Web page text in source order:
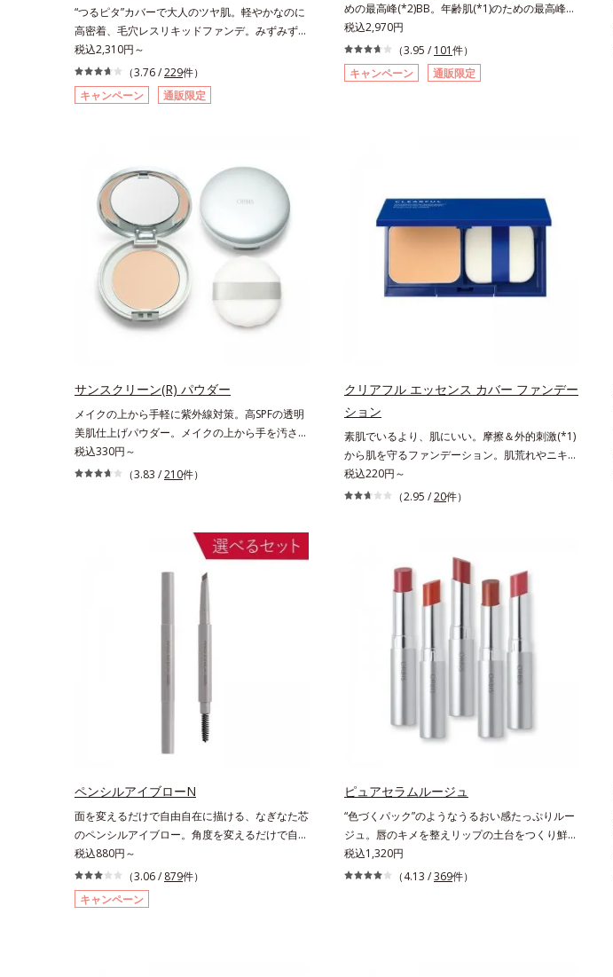
“つるピタ”カバーで大人のツヤ肌。軽やかなのに
高密着、毛穴レスリキッドファンデ。みずみずし
く、とけ込むように密着カバー毛穴レスでなめら
かな質感美へ導く、リキッドファンデーション
「カバーはしたいけど厚塗り感はイヤ」「素肌が
もともとキレイな人だと思われたい」そんなお客
然に隠しつつも、まるで“素肌美人”に見える仕上
がりを叶えるのは、微細で均一なカバー粉体(*1)
が大きさの異なる毛穴にも隙なくフィットするか
ら。粉体の表面にダマ防止の特殊コーティングを
施すことで、カバー粉体は薄く・均一に凹凸へフ
ィット。毛穴や色ムラをカバーしながら自然な仕
上がりを叶えます。また、ファンデーションをつ
けている間に保湿成分が肌へ浸透(*2)するスキン
コンディショニングセラム設計(*3)を採用。肌に
生み出すことで、“つるん”とした光のヴェールを
カラー成分（酸化チタン、酸化鉄、ステアロイル
グルタミン酸2Na）配合＝自然な仕上がりで肌悩
みをカバーする粉体*2 角層まで*3 肌のキメを整
え、粉体を密着させる設計のこと
税込2,310円～
（3.76 /229件）
キャンペーン
通販限定
めの最高峰(*2)BB。年齢肌(*1)のための最高峰
(*2)BBクリームです。肌のアラを光でふわりと
とばし、くすみや凹凸も軽やかにカバー。さらに
厚みのあるテクスチャーが均一にのび広がり、し
っかりカバーしながらも自然な仕上がりです。年
BB。慌ただしい朝でもパパッと塗るだけで、厚
塗り感のない、自然なツヤめきのある美肌に整え
ます。*1 年齢を重ねた肌*2 オルビス内BBクリ
税込2,970円
（3.95 / 101件）
キャンペーン
通販限定
サンスクリーン(R) パウダー
メイクの上から手軽に紫外線対策。高SPFの透明
美肌仕上げパウダー。メイクの上から手を汚さず
に紫外線対策ができるUVカットパウダーで
す。“素肌のようななめらかな軽さ”と“高いUVカ
立ちアイテムです。毛穴や色ムラをカバーしなが
らも、素肌のような透明美肌を叶える秘密は「ス
ムースヴェールパウダー(*1)」にあります。7種
反射して、すっぴん肌のようなナチュラルなツヤ
感を演出します。また、皮脂を吸着する「あぶら
イプながら、SPF50+・PA++++。パウダーならで
はの軽いつけごこちで、日焼け止めが苦手な方に
もおすすめです。水や汗に強いスーパーウォータ
くれます。*1 シリカ、セルロース、窒化ホウ素
*2 シリカ6種類、セルロース*3 シリカ配合＝皮
脂を吸着する粉体*4 化粧持ち性能
税込330円～
（3.83 /210件）
クリアフル エッセンス カバー ファンデー
ション
素肌でいるより、肌にいい。摩擦＆外的刺激(*1)
から肌を守るファンデーション。肌荒れやニキビ
があると、ファンデーションを塗っていいか悩む
もの。とはいえ、素肌のままでは紫外線など外的
のがベスト。「クリアフル エッセンス カバー フ
ァンデーション」は紫外線吸収剤不使用のうえ、
敏感肌対象パッチテスト済(*2)、ノンコメドジェ
ニックテスト済(*3)で、とことん肌のことを考え
た設計。さらに美容成分に包まれた水分保持力の
高い粉体や和漢植物由来成分をはじめとした、肌
をいたわる保湿成分をたっぷり配合しました。肌
にやさしいだけでなく、毛穴や凸凹、赤みをカバ
ーして、自然な陶器肌を叶えます。*1 乾燥など
*2 すべての人に皮膚刺激がおきないというわけ
税込220円～
（2.95 /20件）
ペンシルアイブローN
面を変えるだけで自由自在に描ける、なぎなた芯
のペンシルアイブロー。角度を変えるだけで自由
自在に描けるペンシルアイブローです。なぎなた
芯だから、接地面を変えるだけで太い線から細い
線まで、テクニックいらずで簡単に。スムースラ
イン成分(*)配合で、毛の1本1本まで軽やかに描
税込880円～
（3.06 / 879件）
キャンペーン
ピュアセラムルージュ
“色づくパック”のようなうるおい感たっぷりルー
ジュ。唇のキメを整えリップの土台をつくり鮮や
かな発色を叶えます。唇にたっぷりうるおいを与
えながら鮮やかに色づく、スキンケア発想の美発
税込1,320円
（4.13 /369件）